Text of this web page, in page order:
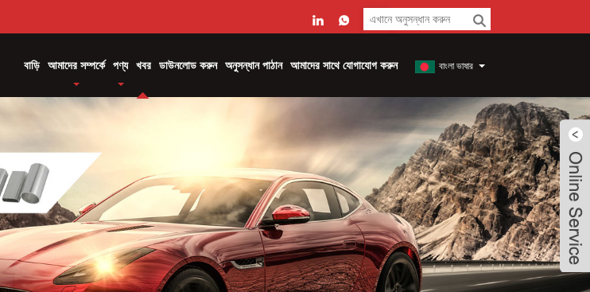
বাড়ি আমাদের সম্পর্কে পণ্য খবর ডাউনলোড করুন অনুসন্ধান পাঠান আমাদের সাথে যোগাযোগ করুন বাংলা ভাষার